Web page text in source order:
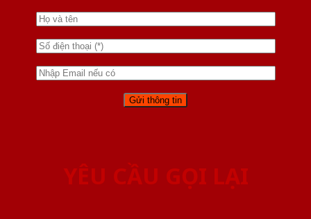
YÊU CẦU GỌI LẠI